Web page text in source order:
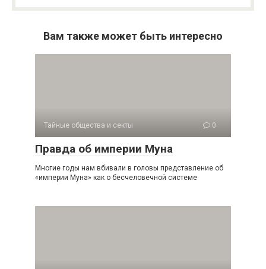
Вам также может быть интересно
Тайные общества и секты 0
Правда об империи Муна
Многие годы нам вбивали в головы представление об
«империи Муна» как о бесчеловечной системе